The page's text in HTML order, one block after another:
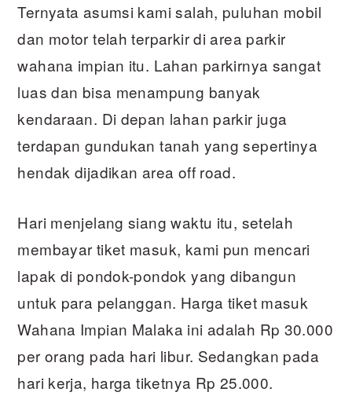
Ternyata asumsi kami salah, puluhan mobil
dan motor telah terparkir di area parkir
wahana impian itu. Lahan parkirnya sangat
luas dan bisa menampung banyak
kendaraan. Di depan lahan parkir juga
terdapan gundukan tanah yang sepertinya
hendak dijadikan area off road.
Hari menjelang siang waktu itu, setelah
membayar tiket masuk, kami pun mencari
lapak di pondok-pondok yang dibangun
untuk para pelanggan. Harga tiket masuk
Wahana Impian Malaka ini adalah Rp 30.000
per orang pada hari libur. Sedangkan pada
hari kerja, harga tiketnya Rp 25.000.